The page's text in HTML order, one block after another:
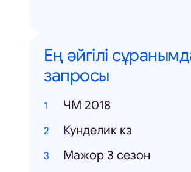
Ең әйгілі
запросы
ЧМ 2018
Кунделик кз
Мажор 3 сезон